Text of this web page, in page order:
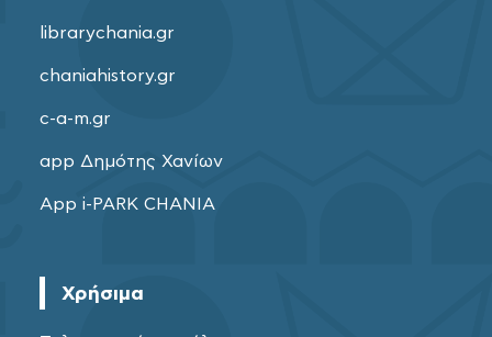
librarychania.gr
chaniahistory.gr
c-a-m.gr
app Δημότης Χανίων
App i-PARK CHANIA
Χρήσιμα